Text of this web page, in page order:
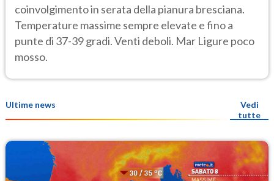
coinvolgimento in serata della pianura bresciana.
Temperature massime sempre elevate e fino a
punte di 37-39 gradi. Venti deboli. Mar Ligure poco
mosso.
Ultime news
Vedi
tutte